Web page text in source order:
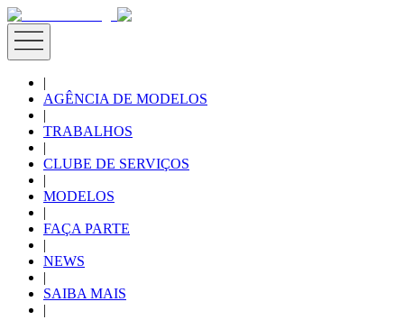
|
AGÊNCIA DE MODELOS
|
TRABALHOS
|
CLUBE DE SERVIÇOS
|
MODELOS
|
FAÇA PARTE
|
NEWS
|
SAIBA MAIS
|